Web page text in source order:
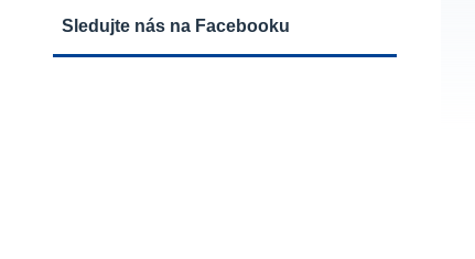
Sledujte nás na Facebooku